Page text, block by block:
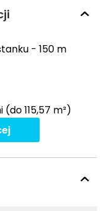
- 150 m
115,57 m²)